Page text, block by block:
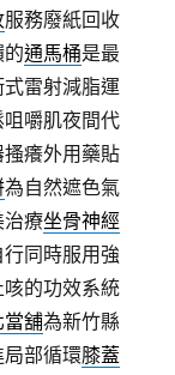
服務廢紙回收
的通馬桶是最
雷射減脂運
嚼肌夜間代
癢外用藥貼
為自然遮色氣
治療坐骨神經
同時服用強
的功效系統
當舖為新竹縣
部循環膝蓋